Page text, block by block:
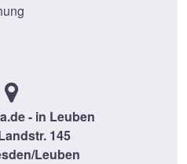
- in Leuben
145
Leuben